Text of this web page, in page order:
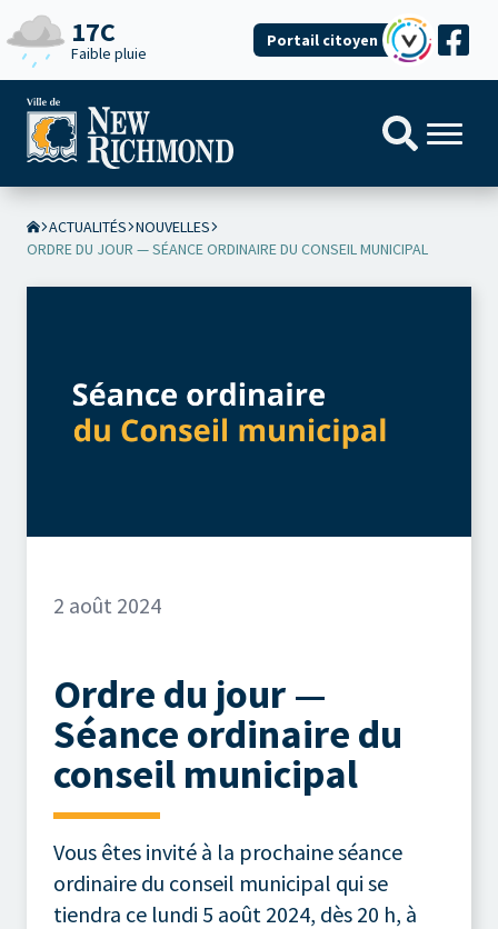
17C
Faible pluie
Portail citoyen
ACTUALITÉS NOUVELLES
ORDRE DU JOUR — SÉANCE ORDINAIRE DU CONSEIL MUNICIPAL
2 août 2024
Ordre du jour —
Séance ordinaire du
conseil municipal
Vous êtes invité à la prochaine séance
ordinaire du conseil municipal qui se
tiendra ce lundi 5 août 2024, dès 20 h, à